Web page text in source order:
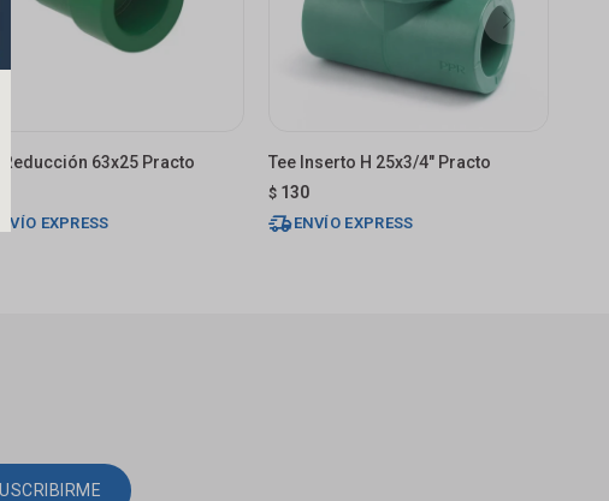
Reducción 63x25 Practo
EXPRESS
Tee Inserto H 25x3/4" Practo
$ 130
ENVÍO EXPRESS